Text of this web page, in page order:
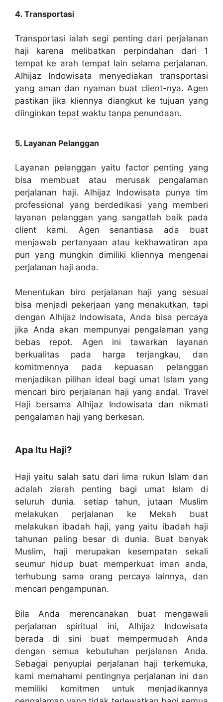
4. Transportasi
Transportasi ialah segi penting dari perjalanan
haji karena melibatkan perpindahan dari 1
tempat ke arah tempat lain selama perjalanan.
Alhijaz Indowisata menyediakan transportasi
yang aman dan nyaman buat client-nya. Agen
pastikan jika kliennya diangkut ke tujuan yang
diinginkan tepat waktu tanpa penundaan.
5. Layanan Pelanggan
Layanan pelanggan yaitu factor penting yang
bisa membuat atau merusak pengalaman
perjalanan haji. Alhijaz Indowisata punya tim
professional yang berdedikasi yang memberi
layanan pelanggan yang sangatlah baik pada
client kami. Agen senantiasa ada buat
menjawab pertanyaan atau kekhawatiran apa
pun yang mungkin dimiliki kliennya mengenai
perjalanan haji anda.
Menentukan biro perjalanan haji yang sesuai
bisa menjadi pekerjaan yang menakutkan, tapi
dengan Alhijaz Indowisata, Anda bisa percaya
jika Anda akan mempunyai pengalaman yang
bebas repot. Agen ini tawarkan layanan
berkualitas pada harga terjangkau, dan
komitmennya pada kepuasan pelanggan
menjadikan pilihan ideal bagi umat Islam yang
mencari biro perjalanan haji yang andal. Travel
Haji bersama Alhijaz Indowisata dan nikmati
pengalaman haji yang berkesan.
Apa Itu Haji?
Haji yaitu salah satu dari lima rukun Islam dan
adalah ziarah penting bagi umat Islam di
seluruh dunia. setiap tahun, jutaan Muslim
melakukan perjalanan ke Mekah buat
melakukan ibadah haji, yang yaitu ibadah haji
tahunan paling besar di dunia. Buat banyak
Muslim, haji merupakan kesempatan sekali
seumur hidup buat memperkuat iman anda,
terhubung sama orang percaya lainnya, dan
mencari pengampunan.
Bila Anda merencanakan buat mengawali
perjalanan spiritual ini, Alhijaz Indowisata
berada di sini buat mempermudah Anda
dengan semua kebutuhan perjalanan Anda.
Sebagai penyuplai perjalanan haji terkemuka,
kami memahami pentingnya perjalanan ini dan
memiliki komitmen untuk menjadikannya